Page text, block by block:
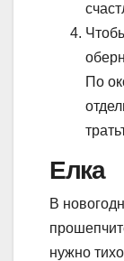
По
Елка
В
нужно